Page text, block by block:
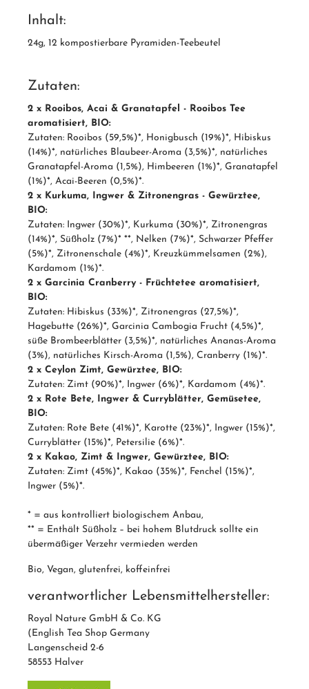
Inhalt:
24g, 12 kompostierbare Pyramiden-Teebeutel
Zutaten:
2 x Rooibos, Acai & Granatapfel - Rooibos Tee
aromatisiert, BIO:
Zutaten: Rooibos (59,5%)*, Honigbusch (19%)*, Hibiskus
(14%)*, natürliches Blaubeer-Aroma (3,5%)*, natürliches
Granatapfel-Aroma (1,5%), Himbeeren (1%)*, Granatapfel
(1%)*, Acai-Beeren (0,5%)*.
2 x Kurkuma, Ingwer & Zitronengras - Gewürztee,
BIO:
Zutaten: Ingwer (30%)*, Kurkuma (30%)*, Zitronengras
(14%)*, Süßholz (7%)* **, Nelken (7%)*, Schwarzer Pfeffer
(5%)*, Zitronenschale (4%)*, Kreuzkümmelsamen (2%),
Kardamom (1%)*.
2 x Garcinia Cranberry - Früchtetee aromatisiert,
BIO:
Zutaten: Hibiskus (33%)*, Zitronengras (27,5%)*,
Hagebutte (26%)*, Garcinia Cambogia Frucht (4,5%)*,
süße Brombeerblätter (3,5%)*, natürliches Ananas-Aroma
(3%), natürliches Kirsch-Aroma (1,5%), Cranberry (1%)*.
2 x Ceylon Zimt, Gewürztee, BIO:
Zutaten: Zimt (90%)*, Ingwer (6%)*, Kardamom (4%)*.
2 x Rote Bete, Ingwer & Curryblätter, Gemüsetee,
BIO:
Zutaten: Rote Bete (41%)*, Karotte (23%)*, Ingwer (15%)*,
Curryblätter (15%)*, Petersilie (6%)*.
2 x Kakao, Zimt & Ingwer, Gewürztee, BIO:
Zutaten: Zimt (45%)*, Kakao (35%)*, Fenchel (15%)*,
Ingwer (5%)*.
* = aus kontrolliert biologischem Anbau,
** = Enthält Süßholz – bei hohem Blutdruck sollte ein
übermäßiger Verzehr vermieden werden
Bio, Vegan, glutenfrei, koffeinfrei
verantwortlicher Lebensmittelhersteller:
Royal Nature GmbH & Co. KG
(English Tea Shop Germany
Langenscheid 2-6
58553 Halver